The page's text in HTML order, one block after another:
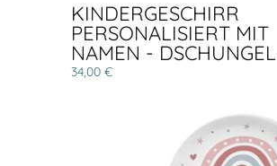
KINDERGESCHIRR
PERSONALISIERT MIT
NAMEN - DSCHUNGEL
34,00 €